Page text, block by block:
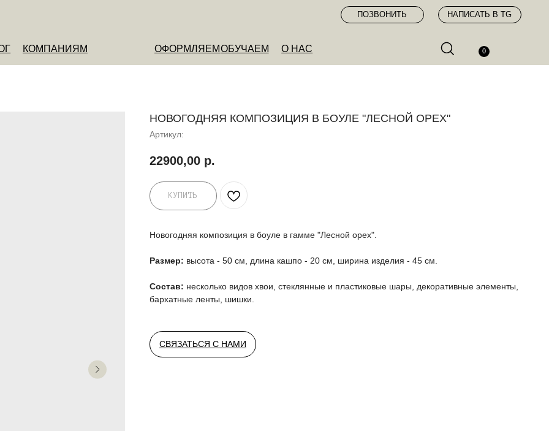
О НАС
ОФОРМЛЯЕМ ОБУЧАЕМ
НАПИСАТЬ В TG
НОВОГОДНЯЯ КОМПОЗИЦИЯ В БОУЛЕ "ЛЕСНОЙ ОРЕХ"
Артикул:
22900,00 р.
КУПИТЬ
Новогодняя композиция в боуле в гамме "Лесной орех".
Размер: высота - 50 см, длина кашпо - 20 см, ширина изделия - 45 см.
Состав: несколько видов хвои, стеклянные и пластиковые шары, декоративные элементы,
бархатные ленты, шишки.
СВЯЗАТЬСЯ С НАМИ